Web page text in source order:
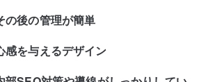
の後の管理が簡単
感を与えるデザイン